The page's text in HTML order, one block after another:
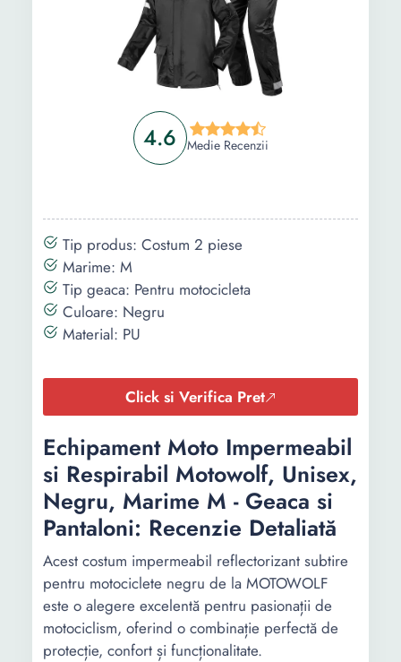
4.6 Medie Recenzii
Tip produs: Costum 2 piese
Marime: M
Tip geaca: Pentru motocicleta
Culoare: Negru
Material: PU
Click si Verifica Pret
Echipament Moto Impermeabil
si Respirabil Motowolf, Unisex,
Negru, Marime M - Geaca si
Pantaloni: Recenzie Detaliată
Acest costum impermeabil reflectorizant subtire
pentru motociclete negru de la MOTOWOLF
este o alegere excelentă pentru pasionații de
motociclism, oferind o combinație perfectă de
protecție, confort și funcționalitate.